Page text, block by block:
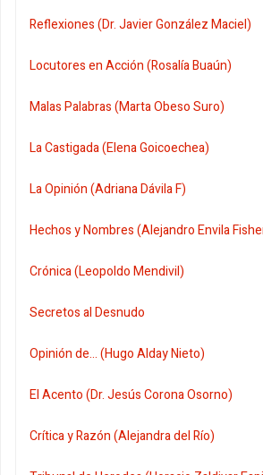
Reflexiones (Dr. Javier González Maciel)
Locutores en Acción (Rosalía Buaún)
Malas Palabras (Marta Obeso Suro)
La Castigada (Elena Goicoechea)
La Opinión (Adriana Dávila F)
Hechos y Nombres (Alejandro Envila
Crónica (Leopoldo Mendivil)
Secretos al Desnudo
Opinión de... (Hugo Alday Nieto)
El Acento (Dr. Jesús Corona Osorno)
Crítica y Razón (Alejandra del Río)